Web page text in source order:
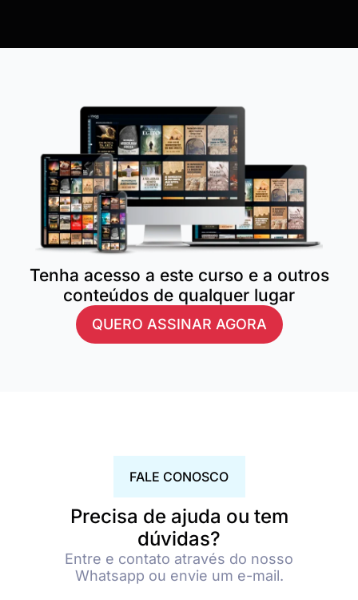
Tenha acesso a este curso e a outros
conteúdos de qualquer lugar
QUERO ASSINAR AGORA
FALE CONOSCO
Precisa de ajuda ou tem
dúvidas?
Entre e contato através do nosso
Whatsapp ou envie um e-mail.